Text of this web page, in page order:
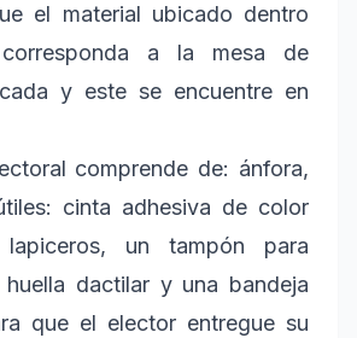
el material ubicado dentro
a la mesa de
y este se encuentre en
comprende de: ánfora,
cinta adhesiva de color
un tampón para
huella dactilar y una bandeja
que el elector entregue su